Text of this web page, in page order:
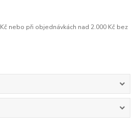
nebo při objednávkách nad 2.000 Kč bez